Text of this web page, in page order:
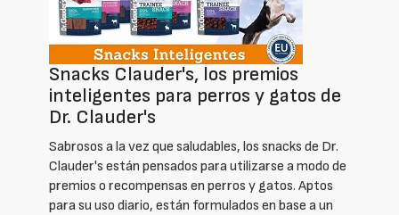
Snacks Clauder's, los premios
inteligentes para perros y gatos de
Dr. Clauder's
Sabrosos a la vez que saludables, los snacks de Dr.
Clauder's están pensados para utilizarse a modo de
premios o recompensas en perros y gatos. Aptos
para su uso diario, están formulados en base a un